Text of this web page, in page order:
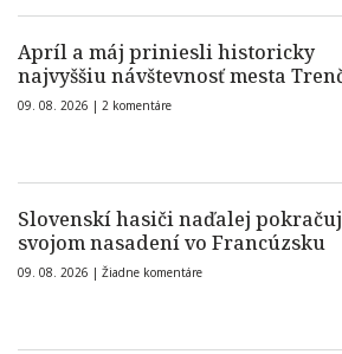
Apríl a máj priniesli historicky
najvyššiu návštevnosť mesta
09. 08. 2026 | 2 komentáre
Slovenskí hasiči naďalej
svojom nasadení vo Francúzsku
09. 08. 2026 | Žiadne komentáre